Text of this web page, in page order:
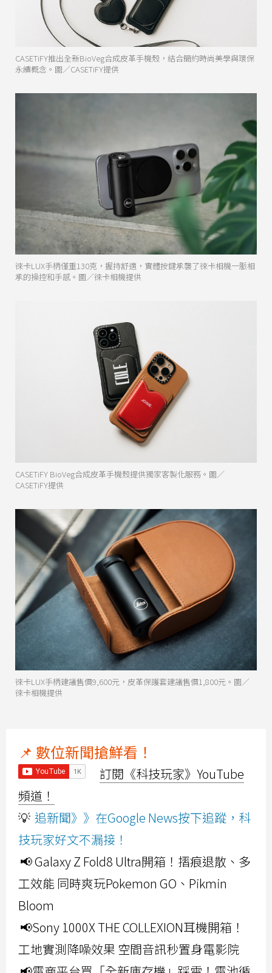
CASETiFY推出全新BioVeg合成皮革手機殼，結合簡約時尚美學與環保
永續概念。圖／CASETiFY提供
徠卡LUX手柄僅重130克，握持舒適，實體按鍵承襲了徠卡相機一脈相
承的操控和手感。圖／徠卡相機提供
CASETiFY BioVeg合成皮革手機殼提供獨家客製化服務。圖／
CASETiFY提供
徠卡LUX手柄建議售價9,600元，皮革保護套建議售價1,800元。圖／
徠卡相機提供
📌 數位新聞搶鮮看！
訂閱《科技玩家》YouTube
頻道！
💡 追新聞》》在Google News按下追蹤，科
技玩家好文不漏接！
📢 Galaxy Z Fold8 Ultra開箱！摺痕退散、多
工效能 同時爽玩Pokemon GO、Pikmin
Bloom
📢Sony 1000X THE COLLEXION耳機開箱！
工地實測降噪效果 空間音訊秒置身電影院